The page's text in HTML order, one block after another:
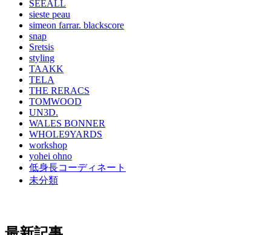
SEEALL
sieste peau
simeon farrar. blackscore
snap
Sretsis
styling
TAAKK
TELA
THE RERACS
TOMWOOD
UN3D.
WALES BONNER
WHOLE9YARDS
workshop
yohei ohno
低身長コーディネート
未分類